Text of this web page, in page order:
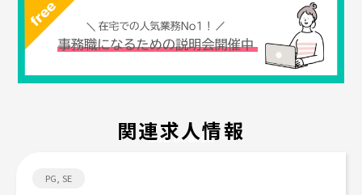
関連求人情報
Job search
PG, SE